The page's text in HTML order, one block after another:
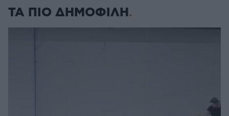
ΤΑ ΠΙΟ ΔΗΜΟΦΙΛΗ